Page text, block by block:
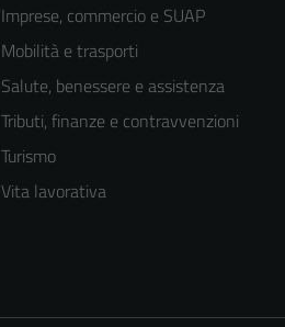
Imprese, commercio e SUAP
Mobilità e trasporti
Salute, benessere e assistenza
Tributi, finanze e contravvenzioni
Turismo
Vita lavorativa